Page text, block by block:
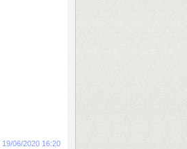
19/06/2020 16:20